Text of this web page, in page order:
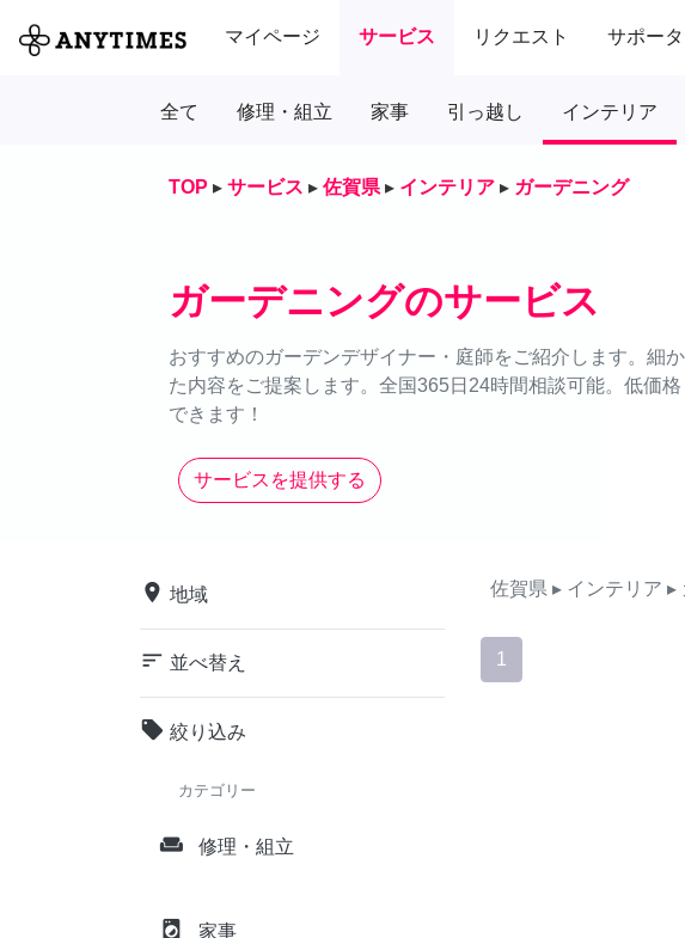
マイページ サービス リクエスト サポー
全て 修理・組立 家事 引っ越し インテリア
TOP ▸ サービス ▸ 佐賀県 ▸ インテリア ▸ ガーデニング
ガーデニングのサービス
おすすめのガーデンデザイナー・庭師をご紹介します。細
た内容をご提案します。全国365日24時間相談可能。低価
できます！
サービスを提供する
place 地域
sort 並べ替え
local_offer 絞り込み
カテゴリー
weekend 修理・組立
local_laundry_service 家事
佐賀県 ▸ インテリア ▸
1